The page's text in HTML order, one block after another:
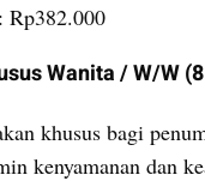
Rp382.000
Wanita / W/W
khusus bagi
kenyamanan dan